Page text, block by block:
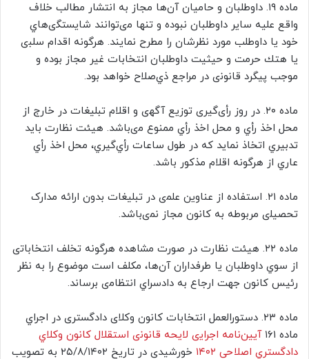
ﻣﺎﺩه ۱۹. ﺩﺍﻭﻃﻠﺒﺎﻥ ﻭ حامیان آن‌ها ﻣﺠﺎﺯ ﺑﻪ انتشار مطالب خلاف
واقع علیه ﺳﺎﻳﺮ ﺩﺍﻭﻃﻠﺒﺎﻥ ﻧﺒﻮﺩﻩ ﻭ ﺗﻨﻬﺎ ﻣیﺗﻮﺍﻧﻨﺪ ﺷﺎﻳﺴﺘﮕیﻫﺎﻱ
ﺧﻮﺩ ﻳﺎ ﺩﺍﻭﻃﻠﺐ ﻣﻮﺭﺩ ﻧﻈﺮﺷﺎﻥ ﺭﺍ ﻣﻄﺮﺡ ﻧﻤﺎﻳﻨﺪ. ﻫﺮﮔﻮﻧﻪ ﺍﻗﺪﺍﻡ ﺳﻠﺒی
ﻳﺎ ﻫﺘﻚ ﺣﺮﻣﺖ ﻭ ﺣﻴﺜﻴﺖ ﺩﺍﻭﻃﻠﺒﺎﻥ ﺍﻧﺘﺨﺎﺑﺎﺕ ﻏﻴﺮ ﻣﺠﺎﺯ ﺑﻮﺩﻩ ﻭ
ﻣﻮﺟﺐ ﭘﻴﮕﺮﺩ ﻗﺎﻧﻮﻧی ﺩﺭ ﻣﺮﺍﺟﻊ ﺫﻱﺻﻼﺡ ﺧﻮﺍﻫﺪ ﺑﻮﺩ.
ﻣﺎﺩه ۲۰. در روز رأی‌گیری ﺗﻮﺯﻳﻊ ﺁﮔﻬی ﻭ ﺍﻗﻼﻡ ﺗﺒﻠﻴﻐﺎﺕ ﺩﺭ ﺧﺎﺭﺝ ﺍﺯ
ﻣﺤﻞ ﺍﺧﺬ ﺭأﻱ ﻭ ﻣﺤﻞ ﺍﺧﺬ ﺭأﻱ ﻣﻤﻨﻮﻉ ﻣیﺑﺎﺷﺪ. هیئت ﻧﻈﺎﺭﺕ ﺑﺎﻳﺪ
ﺗﺪﺑﻴﺮﻱ ﺍﺗﺨﺎﺫ ﻧﻤﺎﻳﺪ ﻛﻪ ﺩﺭ ﻃﻮﻝ ﺳﺎﻋﺎﺕ ﺭأﻱﮔﻴﺮﻱ، ﻣﺤﻞ ﺍﺧﺬ ﺭأﻱ
ﻋﺎﺭﻱ ﺍﺯ ﻫﺮﮔﻮﻧﻪ ﺍﻗﻼﻡ ﻣﺬﻛﻮﺭ ﺑﺎﺷﺪ.
ﻣﺎﺩه ۲۱. ﺍﺳﺘﻔﺎﺩﻩ ﺍﺯ ﻋﻨﺎﻭﻳﻦ ﻋﻠﻤی ﺩﺭ ﺗﺒﻠﻴﻐﺎﺕ ﺑﺪﻭﻥ ﺍﺭﺍئه ﻣﺪﺍﺭک
ﺗﺤﺼﻴﻠی ﻣﺮﺑﻮﻃﻪ ﺑﻪ ﻛﺎﻧﻮﻥ ﻣﺠﺎﺯ ﻧﻤیﺑﺎﺷﺪ.
ﻣﺎﺩه ۲۲. هیئت ﻧﻈﺎﺭﺕ ﺩﺭ ﺻﻮﺭﺕ ﻣﺸﺎﻫﺪه ﻫﺮﮔﻮﻧﻪ ﺗﺨﻠﻒ ﺍﻧﺘﺨﺎﺑﺎﺗی
ﺍﺯ ﺳﻮﻱ ﺩﺍﻭﻃﻠﺒﺎﻥ ﻳﺎ ﻃﺮﻓﺪﺍﺭﺍﻥ ﺁن‌ها، ﻣﻜﻠﻒ ﺍﺳﺖ ﻣﻮﺿﻮﻉ ﺭﺍ ﺑﻪ ﻧﻈﺮ
ﺭﺋﻴﺲ ﻛﺎﻧﻮﻥ ﺟﻬﺖ ﺍﺭﺟﺎﻉ ﺑﻪ ﺩﺍﺩﺳﺮﺍﻱ ﺍﻧﺘﻈﺎﻣی برساند.
ﻣﺎﺩه ۲۳. دستورالعمل انتخابات کانون وکلای دادگستری ﺩﺭ ﺍﺟﺮﺍﻱ
ﻣﺎﺩﻩ ۱۶۱
ﺁﻳﻴﻦﻧﺎمه ﺍﺟﺮﺍﻳی ﻻﻳﺤﻪ ﻗﺎﻧﻮﻧی ﺍﺳﺘﻘﻼﻝ ﻛﺎﻧﻮﻥ ﻭﻛﻼﻱ
ﺩﺍﺩﮔﺴﺘﺮﻱ اصلاحی ۱۴۰۲
خورشیدی ﺩﺭ ﺗﺎﺭﻳﺦ ۲۵/۸/۱۴۰۲ به تصویب